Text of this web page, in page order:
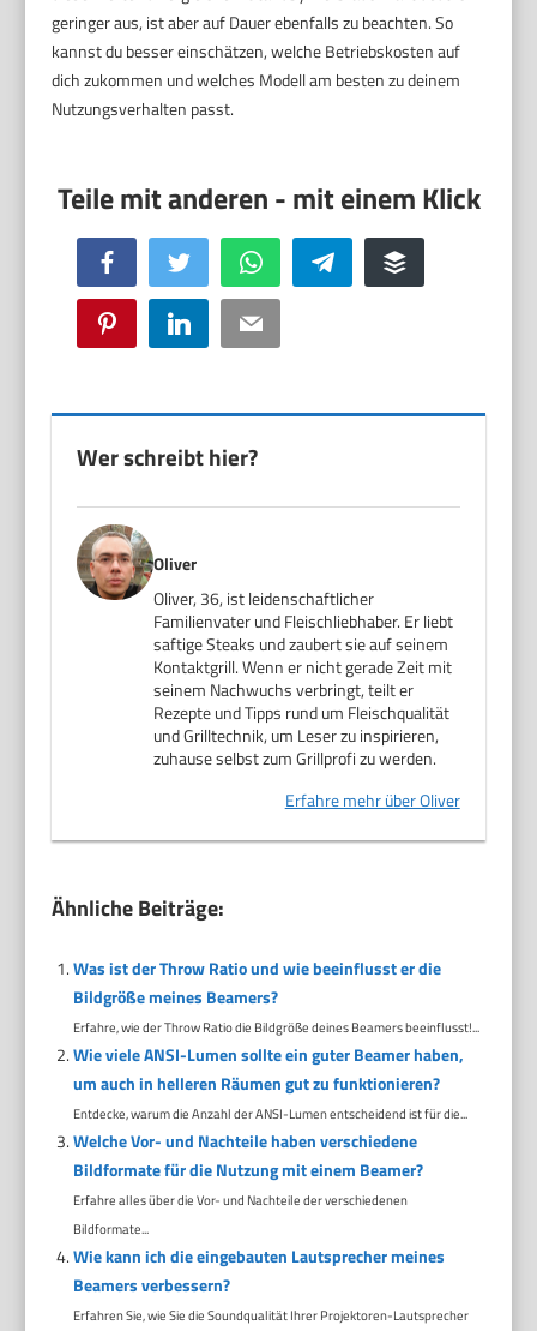
geringer aus, ist aber auf Dauer ebenfalls zu beachten. So
kannst du besser einschätzen, welche Betriebskosten auf
dich zukommen und welches Modell am besten zu deinem
Nutzungsverhalten passt.
Facebook Twitter WhatsApp Telegram Buffer
Pinterest LinkedIn Email
Wer schreibt hier?
Oliver
Oliver, 36, ist leidenschaftlicher
Familienvater und Fleischliebhaber. Er liebt
saftige Steaks und zaubert sie auf seinem
Kontaktgrill. Wenn er nicht gerade Zeit mit
seinem Nachwuchs verbringt, teilt er
Rezepte und Tipps rund um Fleischqualität
und Grilltechnik, um Leser zu inspirieren,
zuhause selbst zum Grillprofi zu werden.
Erfahre mehr über Oliver
Ähnliche Beiträge:
Was ist der Throw Ratio und wie beeinflusst er die
Bildgröße meines Beamers?
Erfahre, wie der Throw Ratio die Bildgröße deines Beamers beeinflusst!...
Wie viele ANSI-Lumen sollte ein guter Beamer haben,
um auch in helleren Räumen gut zu funktionieren?
Entdecke, warum die Anzahl der ANSI-Lumen entscheidend ist für die...
Welche Vor- und Nachteile haben verschiedene
Bildformate für die Nutzung mit einem Beamer?
Erfahre alles über die Vor- und Nachteile der verschiedenen
Bildformate...
Wie kann ich die eingebauten Lautsprecher meines
Beamers verbessern?
Erfahren Sie, wie Sie die Soundqualität Ihrer Projektoren-Lautsprecher